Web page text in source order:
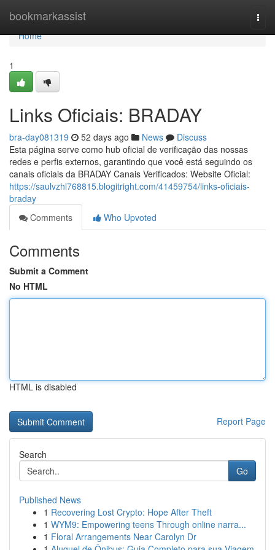
bookmarkassist
Home
Home
1
Links Oficiais: BRADAY
bra-day081319 52 days ago News
Discuss
Esta página serve como hub oficial de verificação das nossas
redes e perfis externos, garantindo que você está seguindo os
canais oficiais da BRADAY Canais Verificados: Website Oficial:
https://saulvzhl768815.blogitright.com/41459754/links-oficiais-
braday
Comments
Who Upvoted
Comments
Submit a Comment
No HTML
HTML is disabled
Report Page
Search
Go
Published News
1 Recovering Lost Crypto: Hope After Theft
1 WYM9: Empowering teens Through online narra...
1 Floral Arrangements Near Carolyn Dr